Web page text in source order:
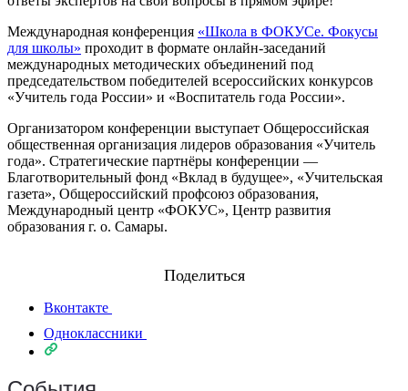
Международная конференция «Школа в ФОКУСе. Фокусы
для школы» проходит в формате онлайн-заседаний
международных методических объединений под
председательством победителей всероссийских конкурсов
«Учитель года России» и «Воспитатель года России».
Организатором конференции выступает Общероссийская
общественная организация лидеров образования «Учитель
года». Стратегические партнёры конференции —
Благотворительный фонд «Вклад в будущее», «Учительская
газета», Общероссийский профсоюз образования,
Международный центр «ФОКУС», Центр развития
образования г. о. Самары.
Поделиться
Вконтакте
Одноклассники